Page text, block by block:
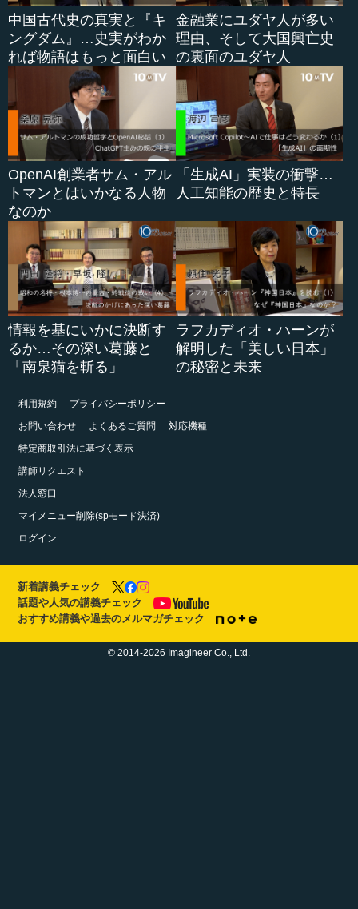
中国古代史の真実と『キ
ングダム』…史実がわか
れば物語はもっと面白い
金融業にユダヤ人が多い
理由、そして大国興亡史
の裏面のユダヤ人
OpenAI創業者サム・アル
トマンとはいかなる人物
なのか
「生成AI」実装の衝撃…
人工知能の歴史と特長
情報を基にいかに決断す
るか…その深い葛藤と
「南泉猫を斬る」
ラフカディオ・ハーンが
解明した「美しい日本」
の秘密と未来
利用規約
プライバシーポリシー
お問い合わせ
よくあるご質問
対応機種
特定商取引法に基づく表示
講師リクエスト
法人窓口
マイメニュー削除(spモード決済)
ログイン
新着講義チェック
話題や人気の講義チェック
おすすめ講義や過去のメルマガチェック
© 2014-2026 Imagineer Co., Ltd.